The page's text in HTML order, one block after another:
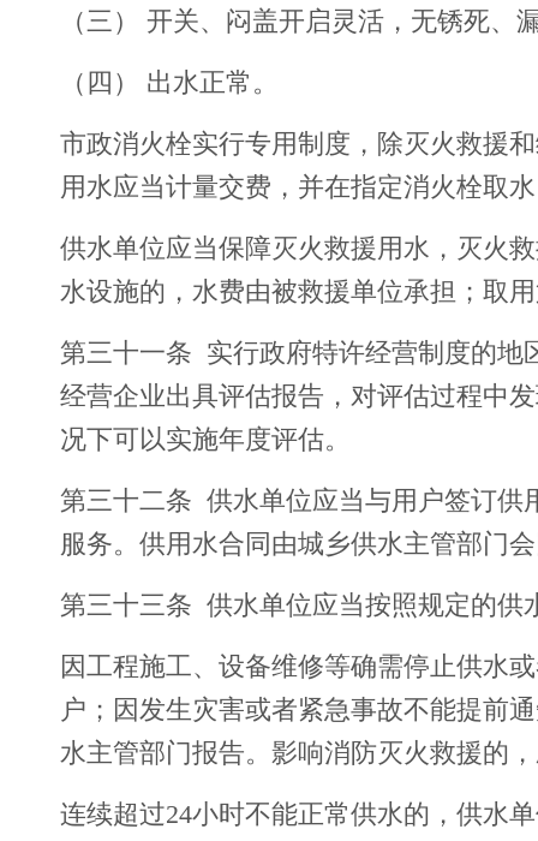
（三） 开关、闷盖开启灵活，无锈死、
（四） 出水正常。
市政消火栓实行专用制度，除灭火救援
用水应当计量交费，并在指定消火栓取
供水单位应当保障灭火救援用水，灭火
水设施的，水费由被救援单位承担；取
第三十一条 实行政府特许经营制度的地
经营企业出具评估报告，对评估过程中
况下可以实施年度评估。
第三十二条 供水单位应当与用户签订供
服务。供用水合同由城乡供水主管部门
第三十三条 供水单位应当按照规定的供
因工程施工、设备维修等确需停止供水
户；因发生灾害或者紧急事故不能提前
水主管部门报告。影响消防灭火救援的
连续超过24小时不能正常供水的，供水